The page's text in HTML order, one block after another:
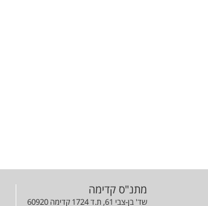
מתנ"ס קדימה
שד' בן-צבי 61, ת.ד 1724 קדימה 60920